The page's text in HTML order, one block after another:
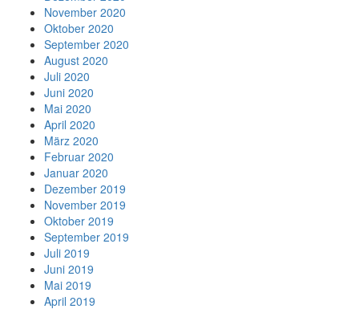
November 2020
Oktober 2020
September 2020
August 2020
Juli 2020
Juni 2020
Mai 2020
April 2020
März 2020
Februar 2020
Januar 2020
Dezember 2019
November 2019
Oktober 2019
September 2019
Juli 2019
Juni 2019
Mai 2019
April 2019